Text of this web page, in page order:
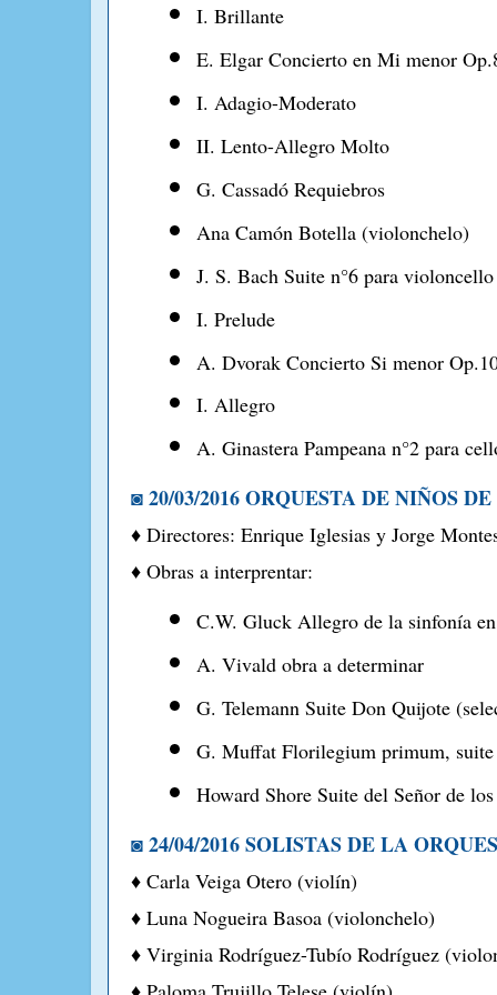
I. Brillante
E. Elgar Concierto en Mi menor
I. Adagio-Moderato
II. Lento-Allegro Molto
G. Cassadó Requiebros
Ana Camón Botella (violonchelo)
J. S. Bach Suite n°6 para
I. Prelude
A. Dvorak Concierto Si menor
I. Allegro
A. Ginastera Pampeana n°2 para
◙ 20/03/2016 ORQUESTA DE NIÑOS
♦ Directores: Enrique Iglesias y Jorge
♦ Obras a interprentar:
C.W. Gluck Allegro de la sinfonía
A. Vivald obra a determinar
G. Telemann Suite Don Quijote
G. Muffat Florilegium primum, suite
Howard Shore Suite del Señor de
◙ 24/04/2016 SOLISTAS DE LA
♦ Carla Veiga Otero (violín)
♦ Luna Nogueira Basoa (violonchelo)
♦ Virginia Rodríguez-Tubío Rodríguez